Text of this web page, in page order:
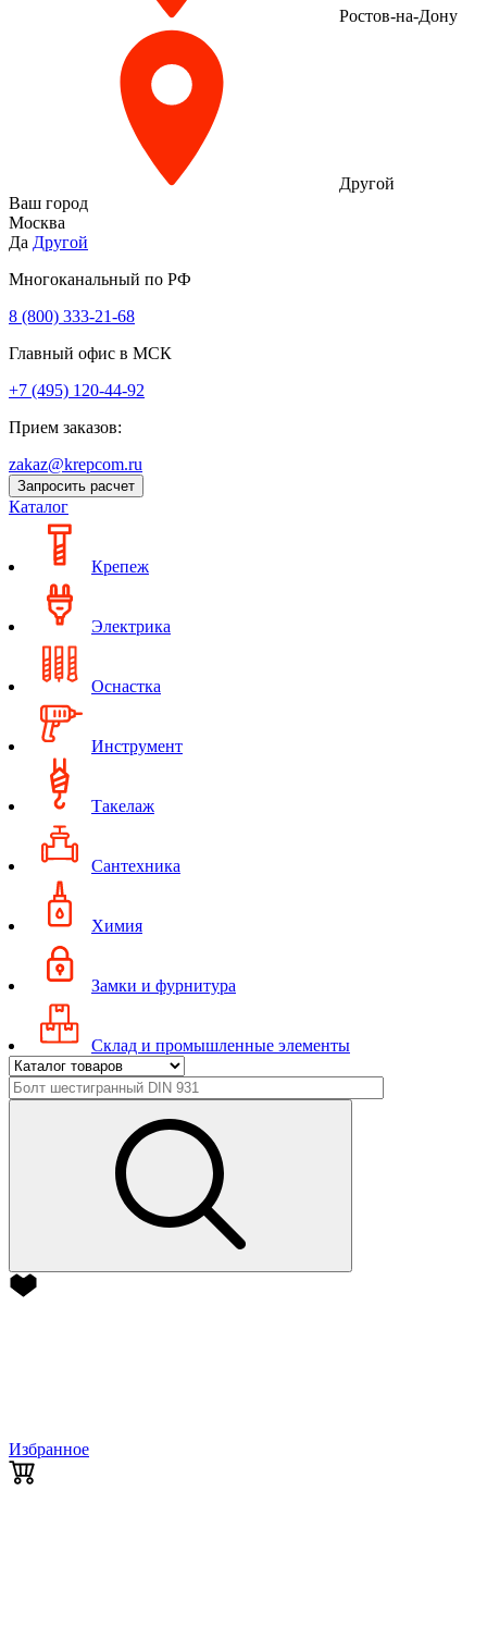
Ростов-на-Дону
Другой
Ваш город
Москва
Да Другой
Многоканальный по РФ
8 (800) 333‑21-68
Главный офис в МСК
+7 (495) 120-44-92
Прием заказов:
zakaz@krepcom.ru
Запросить расчет
Каталог
Крепеж
Электрика
Оснастка
Инструмент
Такелаж
Сантехника
Химия
Замки и фурнитура
Склад и промышленные элементы
Избранное